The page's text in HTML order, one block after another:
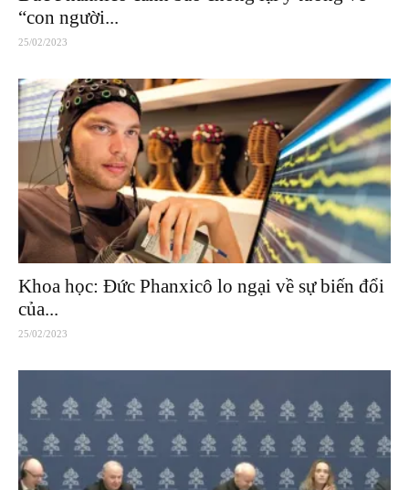
“con người...
25/02/2023
Khoa học: Đức Phanxicô lo ngại về sự biến đổi
của...
25/02/2023